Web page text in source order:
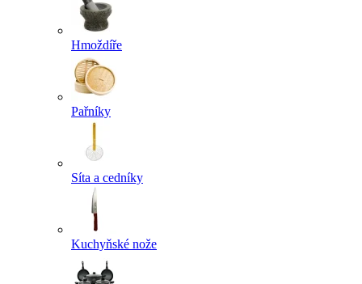
Hmoždíře
Pařníky
Síta a cedníky
Kuchyňské nože